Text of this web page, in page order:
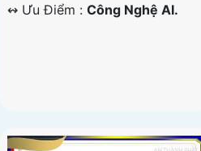
️↭ Ưu Điểm : Công Nghệ AI.